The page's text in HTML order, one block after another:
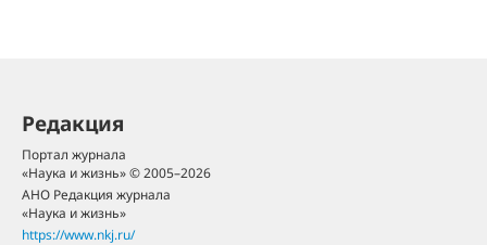
Редакция
Портал журнала
«Наука и жизнь» © 2005–2026
АНО Редакция журнала
«Наука и жизнь»
https://www.nkj.ru/